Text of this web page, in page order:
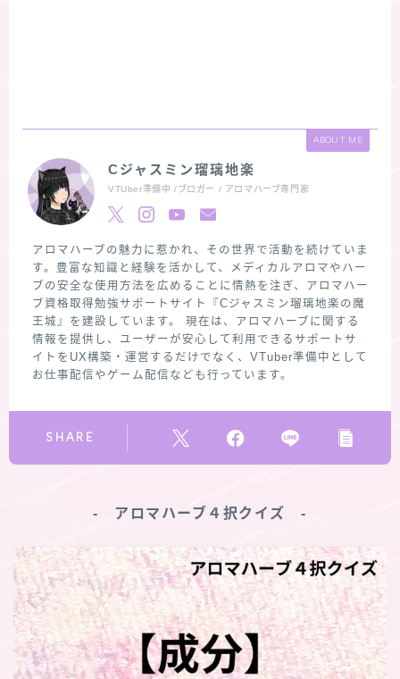
ABOUT ME
Cジャスミン瑠璃地楽
VTUber準備中 /ブロガー / アロマハーブ専門家
アロマハーブの魅力に惹かれ、その世界で活動を続けていま
す。豊富な知識と経験を活かして、メディカルアロマやハー
ブの安全な使用方法を広めることに情熱を注ぎ、アロマハー
ブ資格取得勉強サポートサイト『Cジャスミン瑠璃地楽の魔
王城』を建設しています。 現在は、アロマハーブに関する
情報を提供し、ユーザーが安心して利用できるサポートサ
イトをUX構築・運営するだけでなく、VTuber準備中として
お仕事配信やゲーム配信なども行っています。
SHARE
‐ アロマハーブ４択クイズ ‐